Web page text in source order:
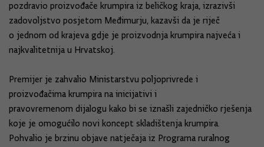
pozdravio proizvođače krumpira iz beličkog kraja, izrazivši
zadovoljstvo posjetom Međimurju, kazavši da je riječ
o jednom od krajeva gdje je proizvodnja krumpira najveća i
najkvalitetnija u Hrvatskoj.
Premijer je zahvalio Ministarstvu poljoprivrede i
proizvođačima krumpira na inicijativi i
pravovremenom dijalogu kako bi se iznašli zajedničko rješenja
koje je omogućilo novi koncept skladištenja krumpira.
Pohvalio je brzinu objave natječaja iz Programa ruralnog